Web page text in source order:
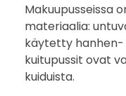
Makuupusseissa
materiaalia:
käytetty hanhen-
kuitupussit ovat
kuiduista.